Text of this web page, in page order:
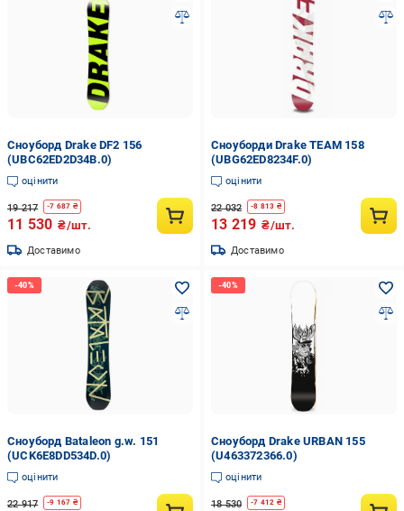
Сноуборд Drake DF2 156
(UBC62ED2D34B.0)
оцінити
19 217 -7 687 ₴
11 530 ₴/шт.
Доставимо
Сноуборди Drake TEAM 158
(UBG62ED8234F.0)
оцінити
22 032 -8 813 ₴
13 219 ₴/шт.
Доставимо
Сноуборд Bataleon g.w. 151
(UCK6E8DD534D.0)
оцінити
22 917 -9 167 ₴
Сноуборд Drake URBAN 155
(U463372366.0)
оцінити
18 530 -7 412 ₴